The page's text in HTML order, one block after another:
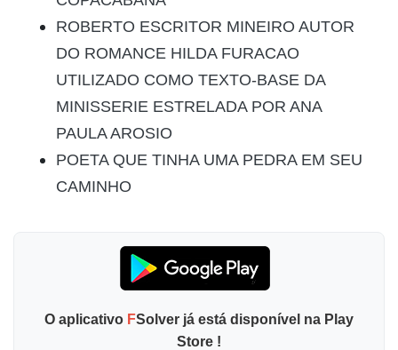
ROBERTO ESCRITOR MINEIRO AUTOR
DO ROMANCE HILDA FURACAO
UTILIZADO COMO TEXTO-BASE DA
MINISSERIE ESTRELADA POR ANA
PAULA AROSIO
POETA QUE TINHA UMA PEDRA EM SEU
CAMINHO
O aplicativo FSolver já está disponível na Play
Store !